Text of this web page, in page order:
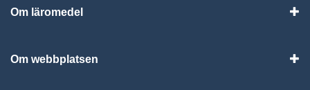
Om läromedel
Om webbplatsen